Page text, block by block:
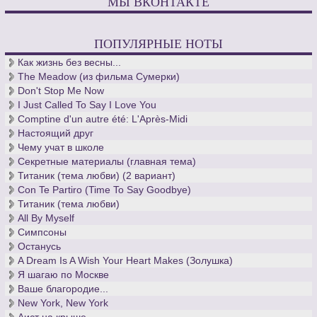
ПОПУЛЯРНЫЕ НОТЫ
Как жизнь без весны...
The Meadow (из фильма Сумерки)
Don't Stop Me Now
I Just Called To Say I Love You
Comptine d'un autre été: L'Après-Midi
Настоящий друг
Чему учат в школе
Секретные материалы (главная тема)
Титаник (тема любви) (2 вариант)
Con Te Partiro (Time To Say Goodbye)
Титаник (тема любви)
All By Myself
Симпсоны
Останусь
A Dream Is A Wish Your Heart Makes (Золушка)
Я шагаю по Москве
Ваше благородие...
New York, New York